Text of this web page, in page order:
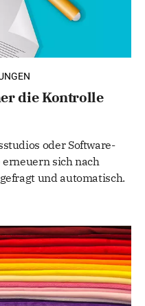
die Kontrolle
oder Software-
sich nach
und automatisch.